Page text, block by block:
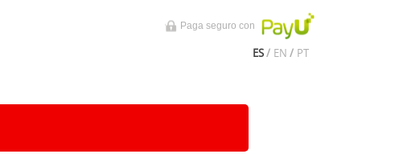
Paga seguro con
ES / EN / PT